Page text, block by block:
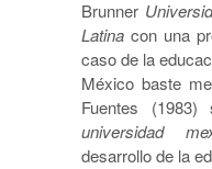
Brunner
Latina con una
caso de la
México baste
Fuentes (1983)
universidad
desarrollo de la